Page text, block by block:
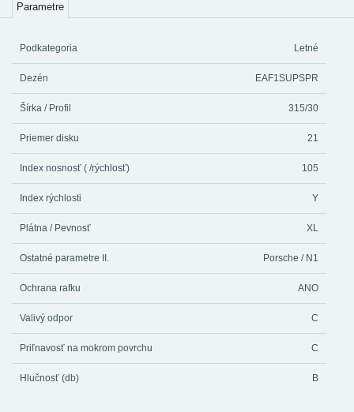
Parametre
Podkategoria Letné
Dezén EAF1SUPSPR
Šírka / Profil 315/30
Priemer disku 21
Index nosnosť ( /rýchlosť) 105
Index rýchlosti Y
Plátna / Pevnosť XL
Ostatné parametre II. Porsche / N1
Ochrana rafku ANO
Valivý odpor C
Priľnavosť na mokrom povrchu C
Hlučnosť (db) B